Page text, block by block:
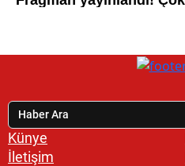
Künye
İletişim